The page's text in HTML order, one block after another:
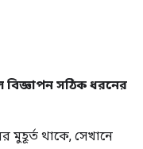
বিজ্ঞাপন সঠিক ধরনের
মুহূর্ত থাকে, সেখানে